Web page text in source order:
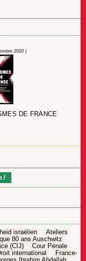
2020 |
DE FRANCE
israélien
Ateliers
80 ans Auschwitz
(CIJ)
Cour Pénale
international
France-